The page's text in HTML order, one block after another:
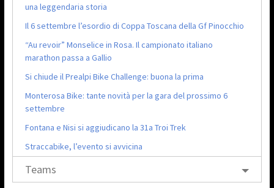
una leggendaria storia
Il 6 settembre l’esordio di Coppa Toscana della Gf Pinocchio
“Au revoir” Monselice in Rosa. Il campionato italiano
marathon passa a Gallio
Si chiude il Prealpi Bike Challenge: buona la prima
Monterosa Bike: tante novità per la gara del prossimo 6
settembre
Fontana e Nisi si aggiudicano la 31a Troi Trek
Straccabike, l’evento si avvicina
Teams